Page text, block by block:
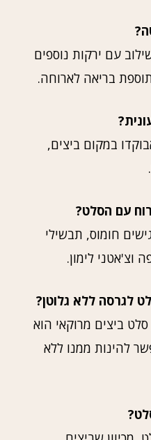
עם ירקות נוספים
בריאה לארוחה.
במקום ביצים,
עם הסלט?
חומוס, תבשילי
וצ'אטני לימון.
לגרסה ללא גלוטן?
ביצים מרוקאי הוא
להינות ממנו ללא